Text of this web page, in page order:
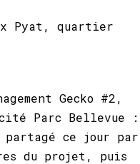
Pyat, quartier
Gecko #2,
Parc Bellevue :
partagé ce jour par
du projet, puis